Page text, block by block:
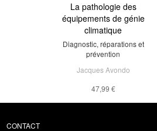
La pathologie des
équipements de génie
climatique
Diagnostic, réparations et
prévention
Jacques Avondo
47,99 €
CONTACT